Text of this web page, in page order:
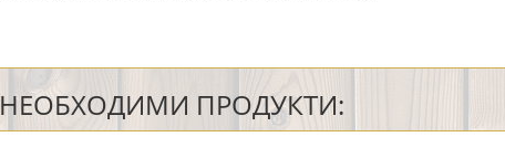
НЕОБХОДИМИ ПРОДУКТИ: